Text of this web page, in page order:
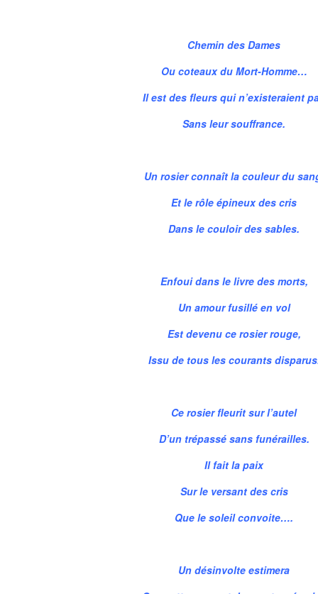
Chemin des Dames
Ou coteaux du Mort-Homme…
Il est des fleurs qui n’existeraient
Sans leur souffrance.
Un rosier connaît la couleur du
Et le rôle épineux des cris
Dans le couloir des sables.
Enfoui dans le livre des morts,
Un amour fusillé en vol
Est devenu ce rosier rouge,
Issu de tous les courants
Ce rosier fleurit sur l’autel
D’un trépassé sans funérailles.
Il fait la paix
Sur le versant des cris
Que le soleil convoite….
Un désinvolte estimera